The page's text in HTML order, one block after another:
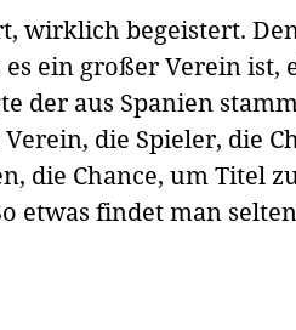
wirklich begeistert.
ein großer Verein ist,
der aus Spanien
die Spieler, die
die Chance, um Titel
etwas findet man